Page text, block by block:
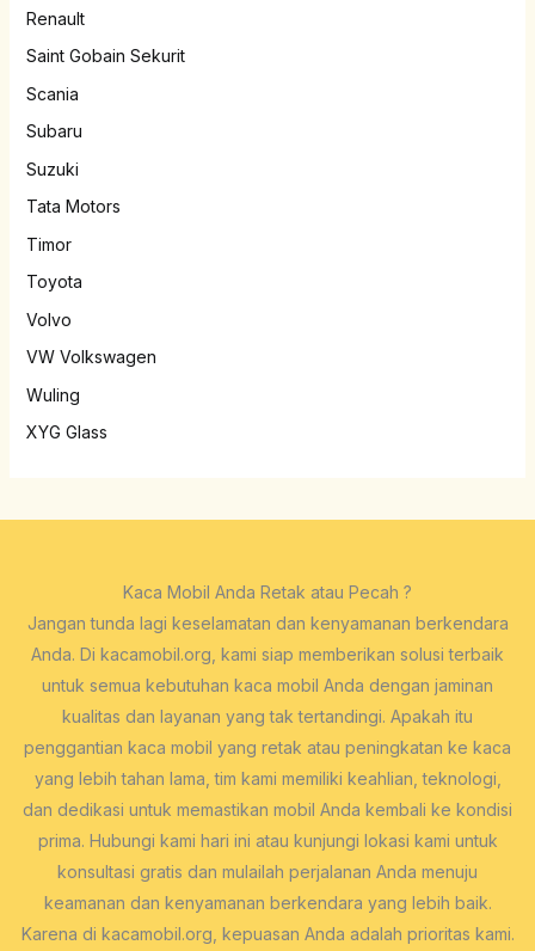
Renault
Saint Gobain Sekurit
Scania
Subaru
Suzuki
Tata Motors
Timor
Toyota
Volvo
VW Volkswagen
Wuling
XYG Glass
Kaca Mobil Anda Retak atau Pecah ?
Jangan tunda lagi keselamatan dan kenyamanan berkendara
Anda. Di kacamobil.org, kami siap memberikan solusi terbaik
untuk semua kebutuhan kaca mobil Anda dengan jaminan
kualitas dan layanan yang tak tertandingi. Apakah itu
penggantian kaca mobil yang retak atau peningkatan ke kaca
yang lebih tahan lama, tim kami memiliki keahlian, teknologi,
dan dedikasi untuk memastikan mobil Anda kembali ke kondisi
prima. Hubungi kami hari ini atau kunjungi lokasi kami untuk
konsultasi gratis dan mulailah perjalanan Anda menuju
keamanan dan kenyamanan berkendara yang lebih baik.
Karena di kacamobil.org, kepuasan Anda adalah prioritas kami.